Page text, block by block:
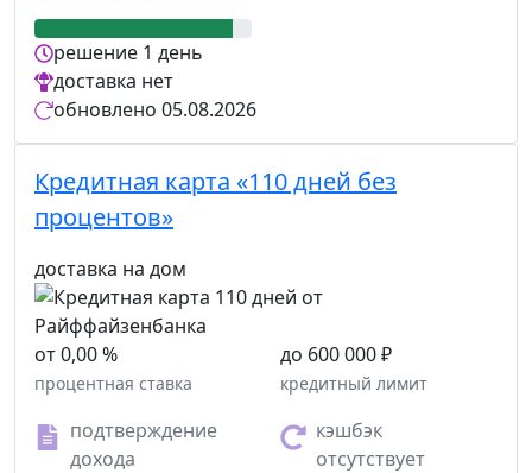
решение 1 день
доставка нет
обновлено 05.08.2026
Кредитная карта «110 дней без
процентов»
доставка на дом
от 0,00 %
процентная ставка
до 600 000 ₽
кредитный лимит
подтверждение
дохода
кэшбэк
отсутствует